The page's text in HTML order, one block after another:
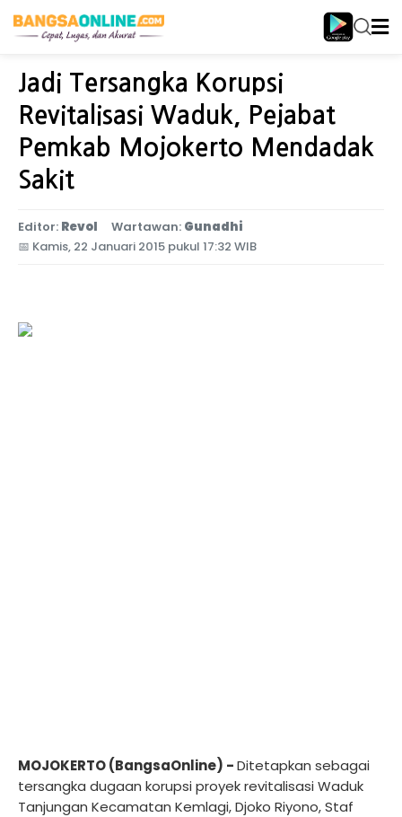
Home Jatim Tengah
Jadi Tersangka Korupsi
Revitalisasi Waduk, Pejabat
Pemkab Mojokerto Mendadak
Sakit
Editor: Revol Wartawan: Gunadhi
📅 Kamis, 22 Januari 2015 pukul 17:32 WIB
MOJOKERTO (BangsaOnline) -Ditetapkan sebagai
tersangka dugaan korupsi proyek revitalisasi Waduk
Tanjungan Kecamatan Kemlagi, Djoko Riyono, Staf